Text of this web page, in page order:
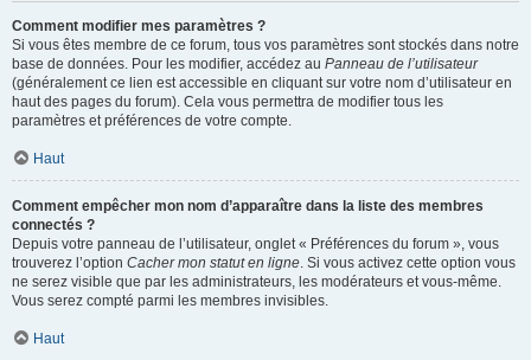
Comment modifier mes paramètres ?
Si vous êtes membre de ce forum, tous vos paramètres sont stockés dans notre
base de données. Pour les modifier, accédez au Panneau de l’utilisateur
(généralement ce lien est accessible en cliquant sur votre nom d’utilisateur en
haut des pages du forum). Cela vous permettra de modifier tous les
paramètres et préférences de votre compte.
Haut
Comment empêcher mon nom d’apparaître dans la liste des membres
connectés ?
Depuis votre panneau de l’utilisateur, onglet « Préférences du forum », vous
trouverez l’option Cacher mon statut en ligne. Si vous activez cette option vous
ne serez visible que par les administrateurs, les modérateurs et vous-même.
Vous serez compté parmi les membres invisibles.
Haut